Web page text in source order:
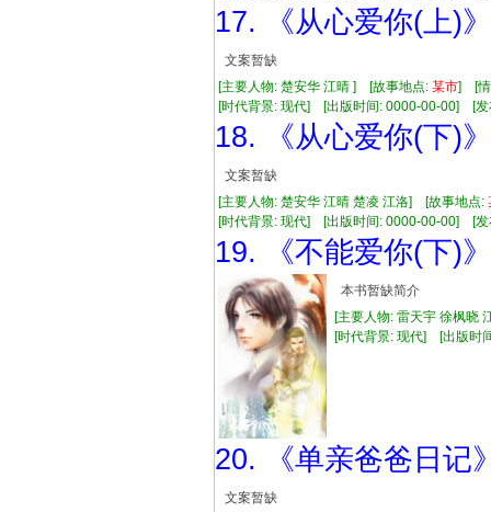
17. 《从心爱你(上)》
文案暂缺
[主要人物: 楚安华 江晴 ] [故事地点: 某市] [情
[时代背景: 现代] [出版时间: 0000-00-00] [
18. 《从心爱你(下)》
文案暂缺
[主要人物: 楚安华 江晴 楚凌 江洛] [故事地点:
[时代背景: 现代] [出版时间: 0000-00-00] [
19. 《不能爱你(下)》
本书暂缺简介
[主要人物: 雷天宇 徐枫晓
[时代背景: 现代] [出版
20. 《单亲爸爸日记
文案暂缺